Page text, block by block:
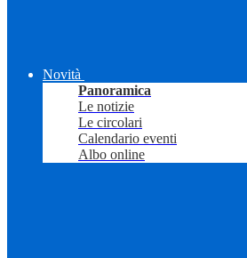
Novità
Panoramica
Le notizie
Le circolari
Calendario eventi
Albo online